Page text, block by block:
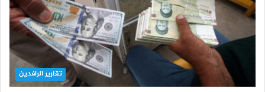
تقارير الرافدين